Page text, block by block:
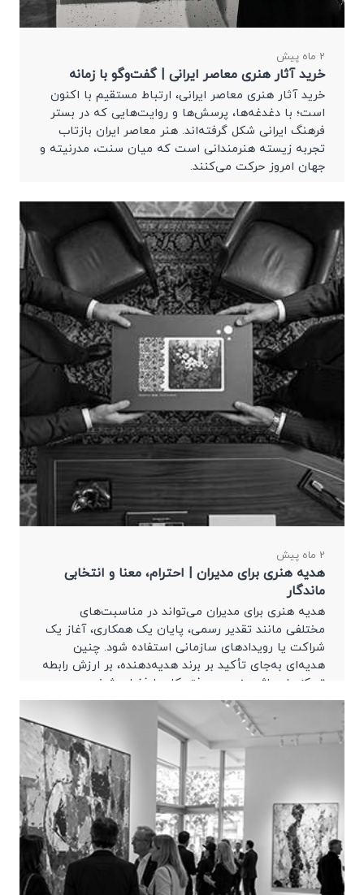
2 ماه پیش
خرید آثار هنری معاصر ایرانی | گفت‌وگو با زمانه
خرید آثار هنری معاصر ایرانی، ارتباط مستقیم با اکنون
است؛ با دغدغه‌ها، پرسش‌ها و روایت‌هایی که در بستر
فرهنگ ایرانی شکل گرفته‌اند. هنر معاصر ایران بازتاب
تجربه زیسته هنرمندانی است که میان سنت، مدرنیته و
جهان امروز حرکت می‌کنند.
2 ماه پیش
هدیه هنری برای مدیران | احترام، معنا و انتخابی
ماندگار
هدیه هنری برای مدیران می‌تواند در مناسبت‌های
مختلفی مانند تقدیر رسمی، پایان یک همکاری، آغاز یک
شراکت یا رویدادهای سازمانی استفاده شود. چنین
هدیه‌ای به‌جای تأکید بر برند هدیه‌دهنده، بر ارزش رابطه
تمرکز دارد. اثر هنری در دفتر کار یا فضای شخصی مدیر
حضور پیدا می‌کند و هر بار یادآور یک ارتباط حرفه‌ای
معنادار می‌شود.